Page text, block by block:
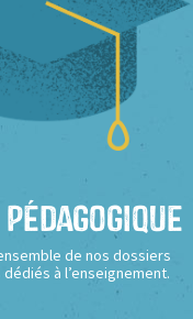
Pédagogique
de nos dossiers
à l’enseignement.